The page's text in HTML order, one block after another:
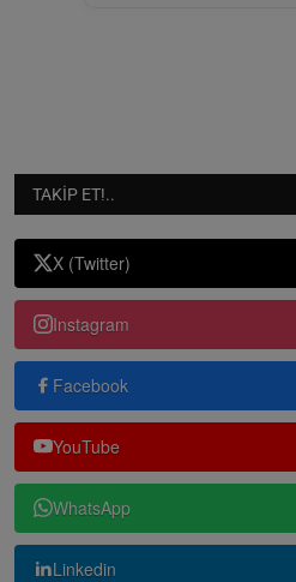
TAKIP ET!..
X (Twitter)
Instagram
Facebook
YouTube
WhatsApp
Linkedin